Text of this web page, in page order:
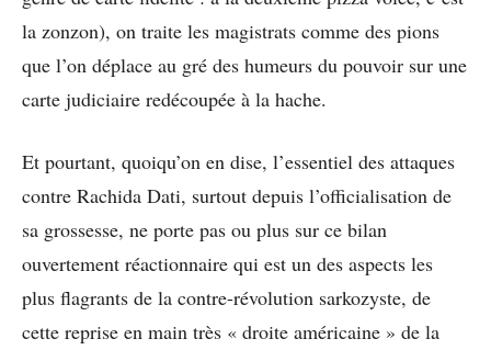
la zonzon), on traite les magistrats comme des pions
que l’on déplace au gré des humeurs du pouvoir sur une
carte judiciaire redécoupée à la hache.
Et pourtant, quoiqu’on en dise, l’essentiel des attaques
contre Rachida Dati, surtout depuis l’officialisation de
sa grossesse, ne porte pas ou plus sur ce bilan
ouvertement réactionnaire qui est un des aspects les
plus flagrants de la contre-révolution sarkozyste, de
cette reprise en main très « droite américaine » de la